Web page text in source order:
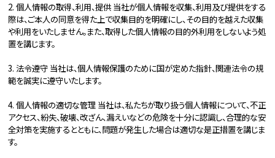
2. 個人情報の取得、利用、提供 当社が個人情報を収集、利用及び提供をする
際は、ご本人の同意を得た上で収集目的を明確にし、その目的を越えた収集
や利用をいたしません。また、取得した個人情報の目的外利用をしないよう処
置を講じます。
3. 法令遵守 当社は、個人情報保護のために国が定めた指針、関連法令の規
範を誠実に遵守いたします。
4. 個人情報の適切な管理 当社は、私たちが取り扱う個人情報について、不正
アクセス、紛失、破壊、改ざん、漏えいなどの危険を十分に認識し、合理的な安
全対策を実施するとともに、問題が発生した場合は適切な是正措置を講じま
す。